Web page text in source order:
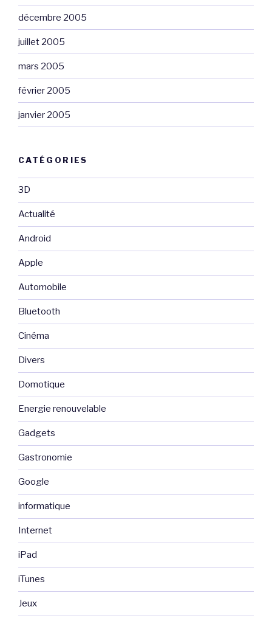
décembre 2005
juillet 2005
mars 2005
février 2005
janvier 2005
CATÉGORIES
3D
Actualité
Android
Apple
Automobile
Bluetooth
Cinéma
Divers
Domotique
Energie renouvelable
Gadgets
Gastronomie
Google
informatique
Internet
iPad
iTunes
Jeux